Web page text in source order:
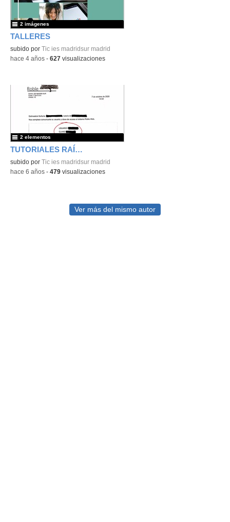
TALLERES
subido por Tic ies madridsur madrid
2 imágenes
-hace 4 años - 627 visualizaciones
TUTORIALES RAÍCES
subido por Tic ies madridsur madrid
2 elementos
-hace 6 años - 479 visualizaciones
Ver más del mismo autor